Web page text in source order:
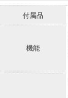
付属品
機能